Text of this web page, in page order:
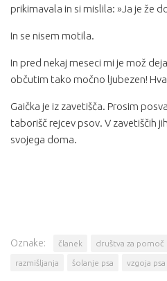
prikimavala in si mislila: »Ja je že
In se nisem motila.
In pred nekaj meseci mi je mož
občutim tako močno ljubezen!
Gaička je iz zavetišča. Prosim
taborišč rejcev psov. V zavetiščih
svojega doma.
Oznake: članek društva za pomoč
razmišljanja šolanje psa vzgoja psa